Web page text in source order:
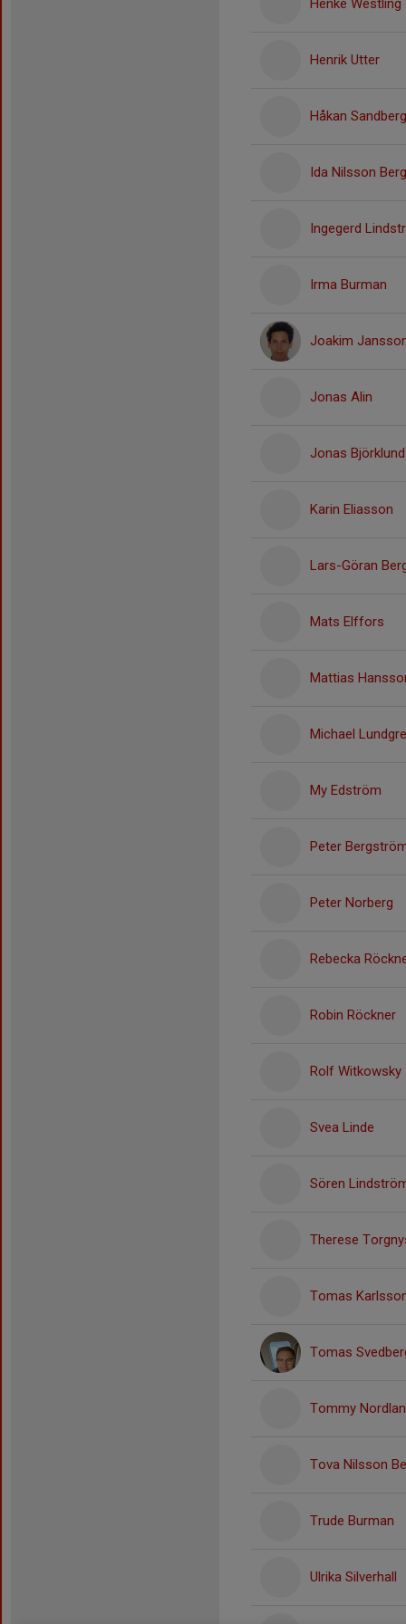
Henke Westling
Henrik Utter
Håkan Sandberg
Ida Nilsson
Ingegerd
Irma Burman
Joakim
Jonas Alin
Jonas Björklund
Karin Eliasson
Lars-Göran
Mats Elffors
Mattias
Michael
My Edström
Peter
Peter Norberg
Rebecka
Robin Röckner
Rolf Witkowsky
Svea Linde
Sören
Therese
Tomas
Tomas
Tommy
Tova Nilsson
Trude Burman
Ulrika Silverhall